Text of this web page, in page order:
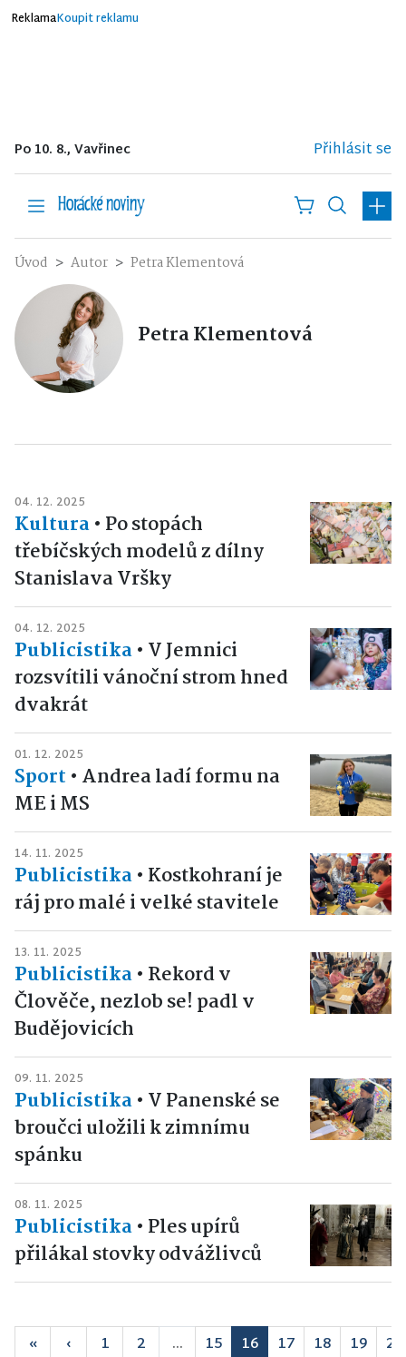
ReklamaKoupit reklamu
Po 10. 8., Vavřinec Přihlásit se
Úvod Autor Petra Klementová
Petra Klementová
04. 12. 2025
Kultura• Po stopách
třebíčských modelů z dílny
Stanislava Vršky
04. 12. 2025
Publicistika• V Jemnici
rozsvítili vánoční strom hned
dvakrát
01. 12. 2025
Sport • Andrea ladí formu na
ME i MS
14. 11. 2025
Publicistika• Kostkohraní je
ráj pro malé i velké stavitele
13. 11. 2025
Publicistika• Rekord v
Člověče, nezlob se! padl v
Budějovicích
09. 11. 2025
Publicistika• V Panenské se
broučci uložili k zimnímu
spánku
08. 11. 2025
Publicistika• Ples upírů
přilákal stovky odvážlivců
« ‹ 1 2 ... 15 16 17 18 19 20